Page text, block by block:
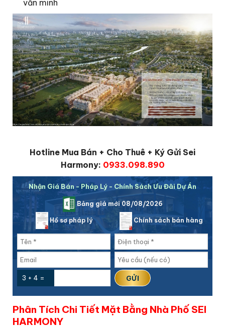
văn minh
Hotline Mua Bán + Cho Thuê + Ký Gửi Sei
Harmony: 0933.098.890
Nhận Giá Bán - Pháp Lý - Chính Sách Ưu Đãi Dự Án
Bảng giá mới 08/08/2026
Hồ sơ pháp lý Chính sách bán hàng
3 + 4 =
Phân Tích Chi Tiết Mặt Bằng Nhà Phố SEI
HARMONY